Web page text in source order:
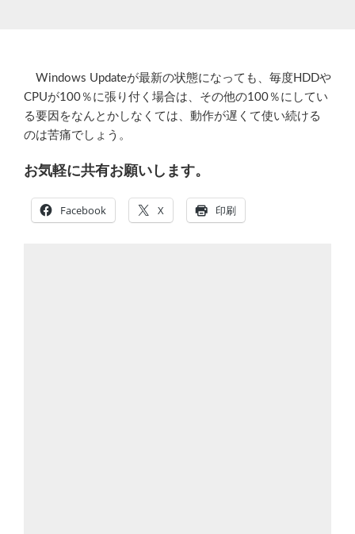
Windows Updateが最新の状態になっても、毎度HDDや
CPUが100％に張り付く場合は、その他の100％にしてい
る要因をなんとかしなくては、動作が遅くて使い続ける
のは苦痛でしょう。
お気軽に共有お願いします。
Facebook X 印刷